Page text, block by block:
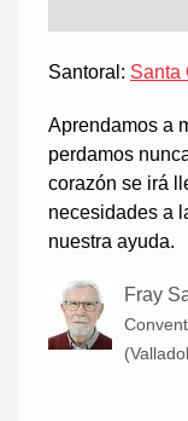
Santoral: Santa
Aprendamos a
perdamos
corazón se irá
necesidades a
nuestra ayuda.
Fray